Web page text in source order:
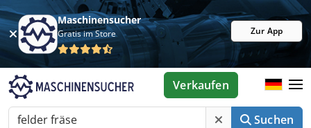
Maschinensucher
Gratis im Store Zur App
Suchen
Verkaufen